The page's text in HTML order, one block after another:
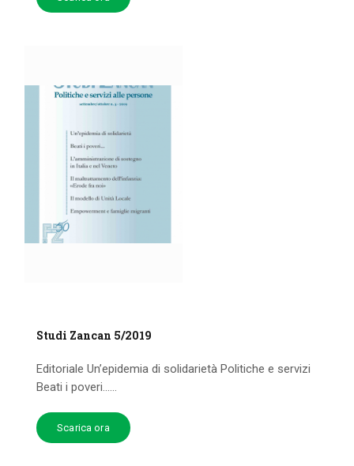
Studi Zancan 5/2019
Editoriale Un’epidemia di solidarietà Politiche e servizi
Beati i poveri…...
Scarica ora